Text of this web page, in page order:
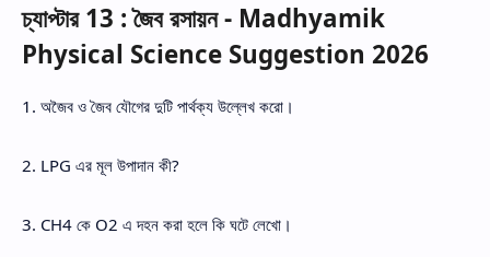
চ্যাপ্টার 13 : জৈব রসায়ন - Madhyamik
Physical Science Suggestion 2026
1. অজৈব ও জৈব যৌগের দুটি পার্থক্য উল্লেখ করো।
2. LPG এর মূল উপাদান কী?
3. CH4 কে O2 এ দহন করা হলে কি ঘটে লেখো।